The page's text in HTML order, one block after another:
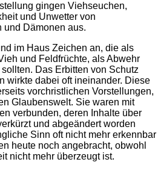
gingen Viehseuchen,
und Unwetter von
und Dämonen aus.
im Haus Zeichen an, die als
und Feldfrüchte, als Abwehr
Das Erbitten von Schutz
wirkte dabei oft ineinander. Diese
vorchristlichen Vorstellungen,
Glaubenswelt. Sie waren mit
verbunden, deren Inhalte über
und abgeändert worden
Sinn oft nicht mehr erkennbar
heute noch angebracht, obwohl
nicht mehr überzeugt ist.